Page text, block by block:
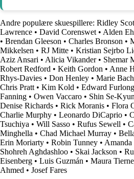
Andre populære skuespillere: Ridley
Lawrence • David Corenswet • Alden
• Brendan Gleeson • Charles Bronson •
Mikkelsen • RJ Mitte • Kristian Sejrbo
Aziz Ansari • Alicia Vikander• Shemar
Robert Redford • Keith Gordon • Anne
Rhys-Davies • Don Henley • Marie
Chris Pratt • Kim Kold • Edward Furlong
Fanning • Owen Vaccaro • Shin Se-
Denise Richards • Rick Moranis • Flora
Charlie Murphy • Leonardo DiCaprio •
Tsuchiya • Will Sasso • Rufus Sewell •
Minghella • Chad Michael Murray •
Erin Moriarty • Robin Tunney • Amanda
Shohreh Aghdashloo • Skai Jackson •
Eisenberg • Luis Guzmán • Maura
Ahmed • Josef Fares